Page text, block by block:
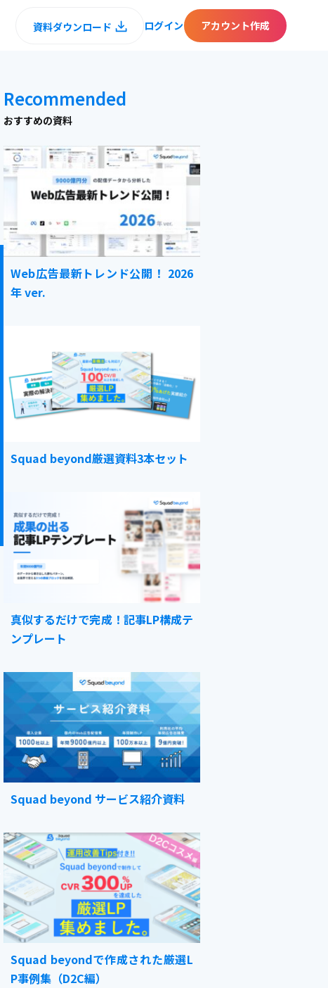
資料ダウンロード ログイン アカウント作成
Recommended
おすすめの資料
Web広告最新トレンド公開！ 2026
年 ver.
Squad beyond厳選資料3本セット
真似するだけで完成！記事LP構成テ
ンプレート
Squad beyond サービス紹介資料
Squad beyondで作成された厳選L
P事例集（D2C編）